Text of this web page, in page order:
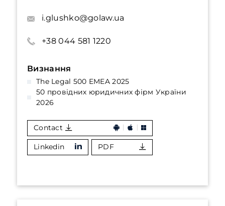
i.glushko@golaw.ua
+38 044 581 1220
Визнання
The Legal 500 EMEA 2025
50 провідних юридичних фірм України
2026
Contact
Linkedin PDF